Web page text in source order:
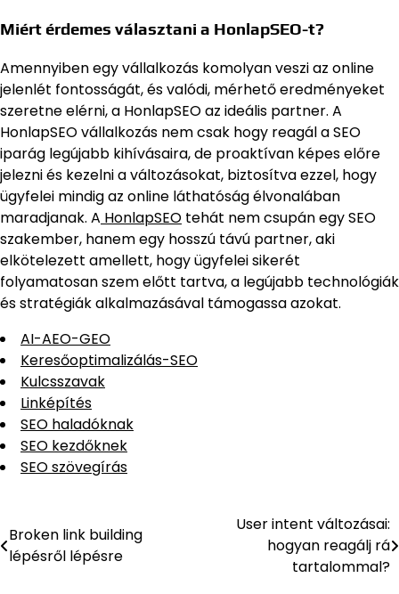
Miért érdemes választani a HonlapSEO-t?
Amennyiben egy vállalkozás komolyan veszi az online
jelenlét fontosságát, és valódi, mérhető eredményeket
szeretne elérni, a HonlapSEO az ideális partner. A
HonlapSEO vállalkozás nem csak hogy reagál a SEO
iparág legújabb kihívásaira, de proaktívan képes előre
jelezni és kezelni a változásokat, biztosítva ezzel, hogy
ügyfelei mindig az online láthatóság élvonalában
maradjanak. A HonlapSEO tehát nem csupán egy SEO
szakember, hanem egy hosszú távú partner, aki
elkötelezett amellett, hogy ügyfelei sikerét
folyamatosan szem előtt tartva, a legújabb technológiák
és stratégiák alkalmazásával támogassa azokat.
AI-AEO-GEO
Keresőoptimalizálás-SEO
Kulcsszavak
Linképítés
SEO haladóknak
SEO kezdőknek
SEO szövegírás
Bejegyzés
navigáció
Broken link building
lépésről lépésre
User intent változásai:
hogyan reagálj rá
tartalommal?